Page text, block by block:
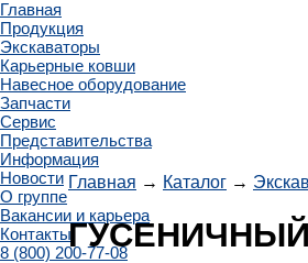
Главная
Продукция
Экскаваторы
Карьерные ковши
Навесное оборудование
Запчасти
Сервис
Представительства
Информация
Новости
О группе
Вакансии и карьера
Контакты
8 (800) 200-77-08
Главная → Каталог →
ГУСЕНИЧНЫЙ